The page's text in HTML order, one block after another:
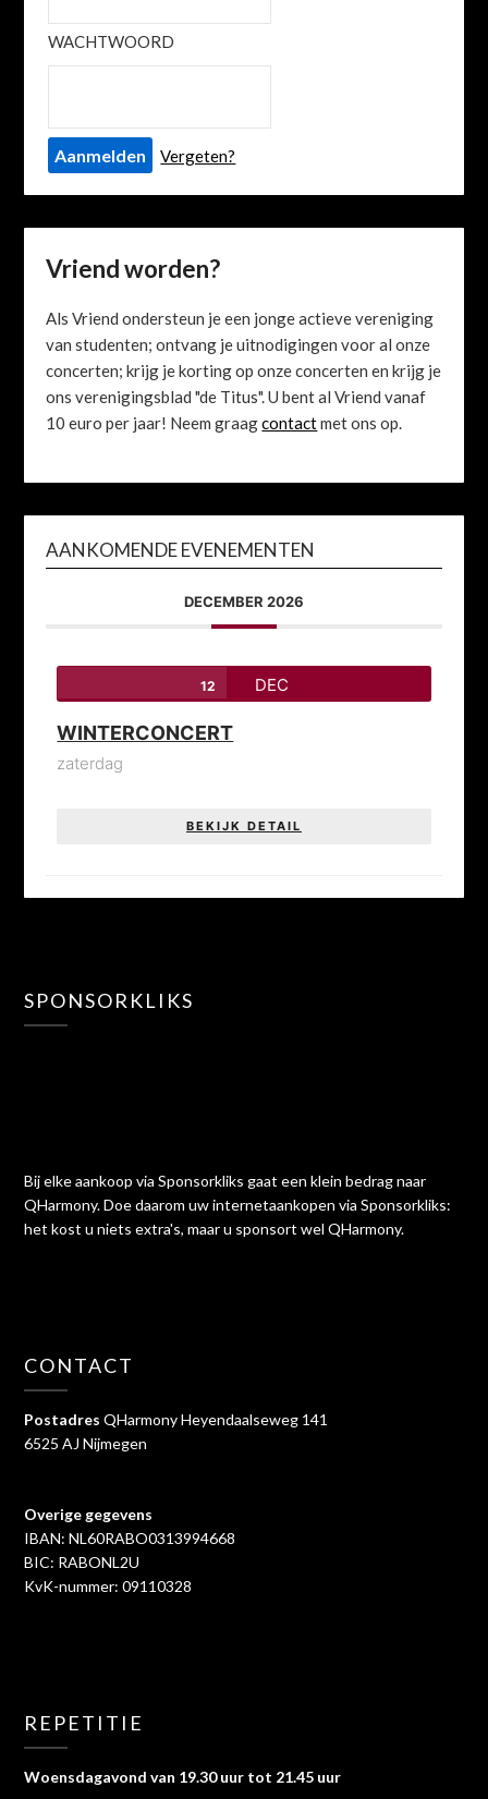
WACHTWOORD
Vergeten?
Vriend worden?
Als Vriend ondersteun je een jonge actieve vereniging
van studenten; ontvang je uitnodigingen voor al onze
concerten; krijg je korting op onze concerten en krijg je
ons verenigingsblad "de Titus". U bent al Vriend vanaf
10 euro per jaar! Neem graagcontactmet ons op.
AANKOMENDE EVENEMENTEN
DECEMBER 2026
12 DEC
WINTERCONCERT
zaterdag
BEKIJK DETAIL
SPONSORKLIKS
Bij elke aankoop via Sponsorkliks gaat een klein bedrag naar
QHarmony. Doe daarom uw internetaankopen via Sponsorkliks:
het kost u niets extra's, maar u sponsort wel QHarmony.
CONTACT
Postadres QHarmony Heyendaalseweg 141
6525 AJ Nijmegen
Overige gegevens
IBAN: NL60RABO0313994668
BIC: RABONL2U
KvK-nummer: 09110328
REPETITIE
Woensdagavond van 19.30 uur tot 21.45 uur